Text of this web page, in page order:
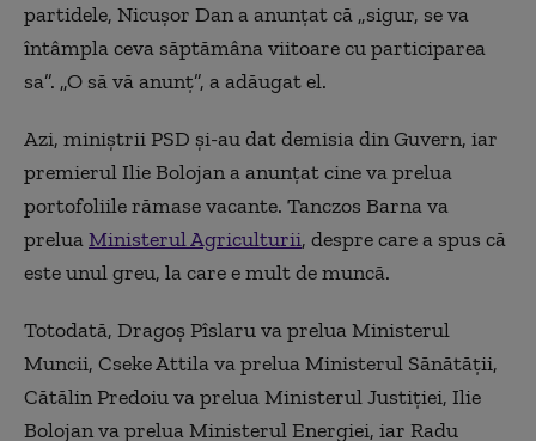
partidele, Nicuşor Dan a anunţat că „sigur, se va
întâmpla ceva săptămâna viitoare cu participarea
sa”. „O să vă anunţ”, a adăugat el.
Azi, miniștrii PSD și-au dat demisia din Guvern, iar
premierul Ilie Bolojan a anunțat cine va prelua
portofoliile rămase vacante. Tanczos Barna va
preluaMinisterul Agriculturii, despre care a spus că
este unul greu, la care e mult de muncă.
Totodată, Dragoş Pîslaru va prelua Ministerul
Muncii, Cseke Attila va prelua Ministerul Sănătăţii,
Cătălin Predoiu va prelua Ministerul Justiţiei, Ilie
Bolojan va prelua Ministerul Energiei, iar Radu